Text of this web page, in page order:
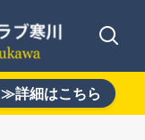
≫詳細はこちら